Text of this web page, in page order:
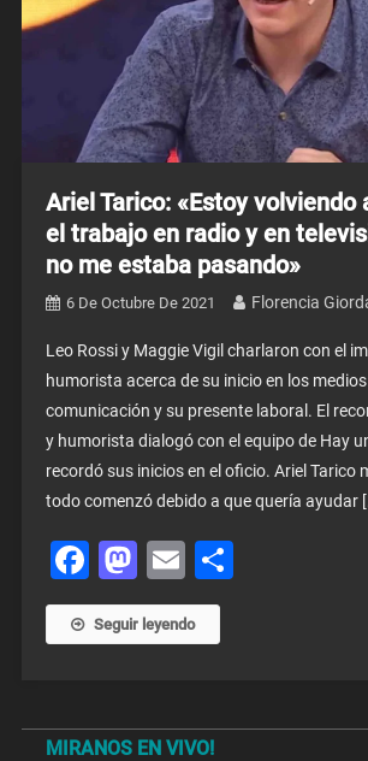
Ariel Tarico: «Estoy volviendo
el trabajo en radio y en
no me estaba pasando»
6 De Octubre De 2021 Florencia
Leo Rossi y Maggie Vigil charlaron con el
humorista acerca de su inicio en los
comunicación y su presente laboral. El
y humorista dialogó con el equipo de Hay
recordó sus inicios en el oficio. Ariel Tarico
todo comenzó debido a que quería ayudar
Facebook
Mastodon
EmailShare
Seguir leyendo
MIRANOS EN VIVO!